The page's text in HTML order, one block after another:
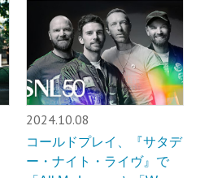
2024.10.08
コールドプレイ、『サタデ
ー・ナイト・ライヴ』で